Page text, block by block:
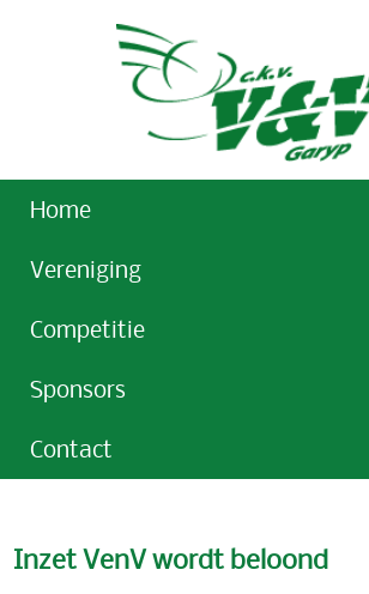
Home
Vereniging
Competitie
Sponsors
Contact
Inzet VenV wordt beloond